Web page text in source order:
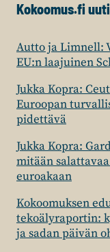
Kokoomus.fi
Autto ja Limnell:
EU:n laajuinen
Jukka Kopra:
Euroopan
pidettävä
Jukka Kopra:
mitään
euroakaan
Kokoomuksen
tekoälyraportin:
ja sadan päivän